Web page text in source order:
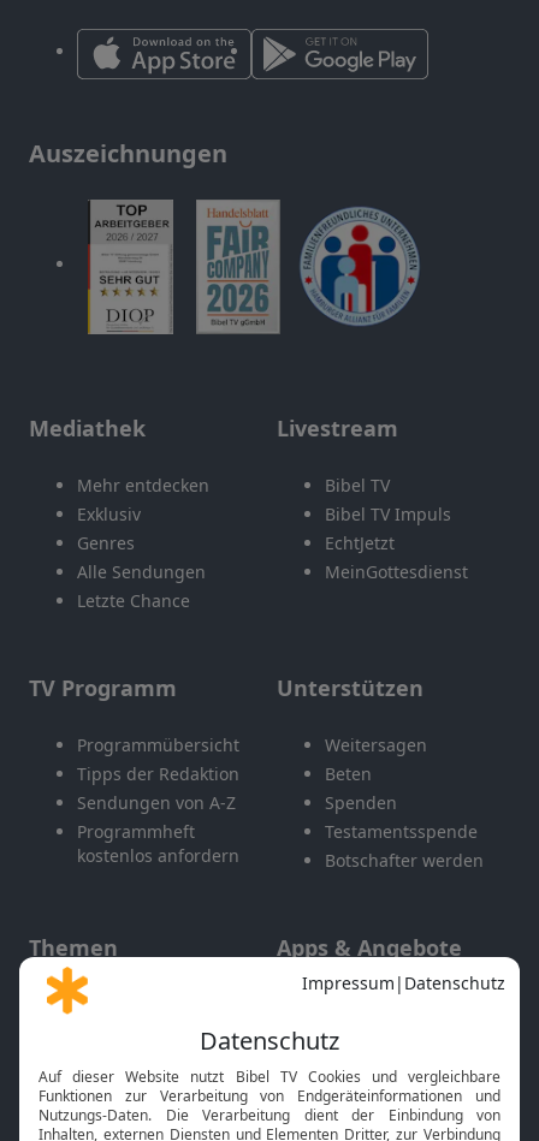
Auszeichnungen
Mediathek
Mehr entdecken
Exklusiv
Genres
Alle Sendungen
Letzte Chance
Livestream
Bibel TV
Bibel TV Impuls
EchtJetzt
MeinGottesdienst
TV Programm
Programmübersicht
Tipps der Redaktion
Sendungen von A-Z
Programmheft
kostenlos anfordern
Unterstützen
Weitersagen
Beten
Spenden
Testamentsspende
Botschafter werden
Themen
Gott und Bibel erklärt
Neuigkeiten
Apps & Angebote
Mobile App
Smart TV
HbbTV